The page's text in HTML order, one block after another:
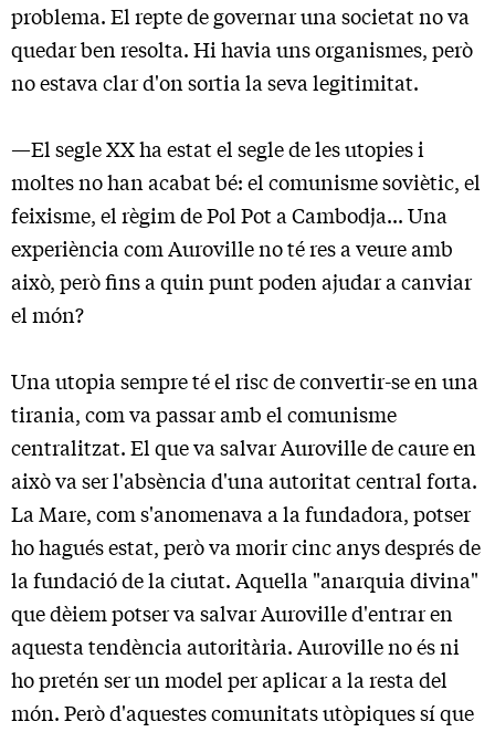
problema. El repte de governar una societat no va
quedar ben resolta. Hi havia uns organismes, però
no estava clar d'on sortia la seva legitimitat.
—El segle XX ha estat el segle de les utopies i
moltes no han acabat bé: el comunisme soviètic, el
feixisme, el règim de Pol Pot a Cambodja... Una
experiència com Auroville no té res a veure amb
això, però fins a quin punt poden ajudar a canviar
el món?
Una utopia sempre té el risc de convertir-se en una
tirania, com va passar amb el comunisme
centralitzat. El que va salvar Auroville de caure en
això va ser l'absència d'una autoritat central forta.
La Mare, com s'anomenava a la fundadora, potser
ho hagués estat, però va morir cinc anys després de
la fundació de la ciutat. Aquella "anarquia divina"
que dèiem potser va salvar Auroville d'entrar en
aquesta tendència autoritària. Auroville no és ni
ho pretén ser un model per aplicar a la resta del
món. Però d'aquestes comunitats utòpiques sí que